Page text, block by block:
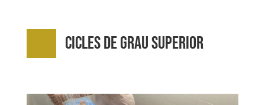
Cicles de Grau Superior